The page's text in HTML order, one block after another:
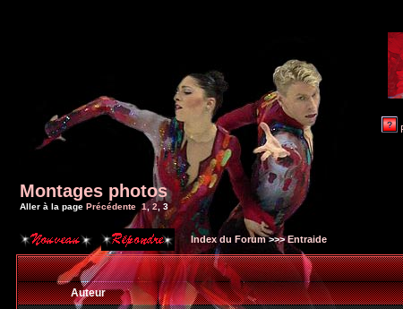
Montages photos
Aller à la page Précédente 1,2 3
Index du Forum>>>Entraide
Auteur